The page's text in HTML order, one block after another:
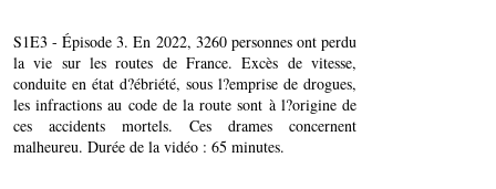
S1E3 - Épisode 3. En 2022, 3260 personnes ont perdu
la vie sur les routes de France. Excès de vitesse,
conduite en état d?ébriété, sous l?emprise de drogues,
les infractions au code de la route sont à l?origine de
ces accidents mortels. Ces drames concernent
malheureu. Durée de la vidéo : 65 minutes.